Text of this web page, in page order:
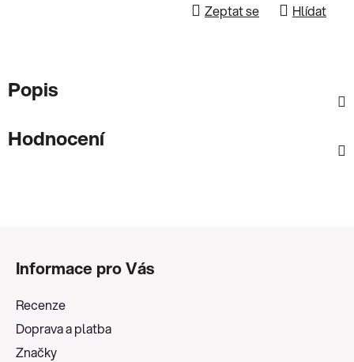
Zeptat se Hlídat
Popis
Hodnocení
Informace pro Vás
Recenze
Doprava a platba
Značky